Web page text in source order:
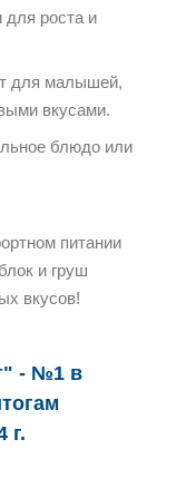
роста и
для малышей,
вкусами.
блюдо или
питании
и груш
вкусов!
- №1 в
г.